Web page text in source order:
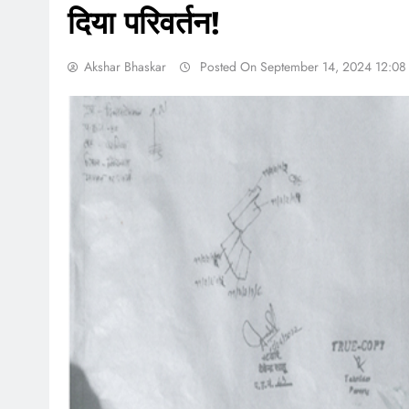
दिया परिवर्तन!
Akshar Bhaskar Posted On September 14, 2024 12:08